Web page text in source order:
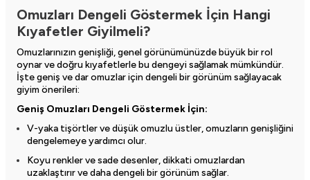
Omuzları Dengeli Göstermek İçin Hangi
Kıyafetler Giyilmeli?
Omuzlarınızın genişliği, genel görünümünüzde büyük bir rol
oynar ve doğru kıyafetlerle bu dengeyi sağlamak mümkündür.
İşte geniş ve dar omuzlar için dengeli bir görünüm sağlayacak
giyim önerileri:
Geniş Omuzları Dengeli Göstermek İçin:
V-yaka tişörtler ve düşük omuzlu üstler, omuzların genişliğini
dengelemeye yardımcı olur.
Koyu renkler ve sade desenler, dikkati omuzlardan
uzaklaştırır ve daha dengeli bir görünüm sağlar.